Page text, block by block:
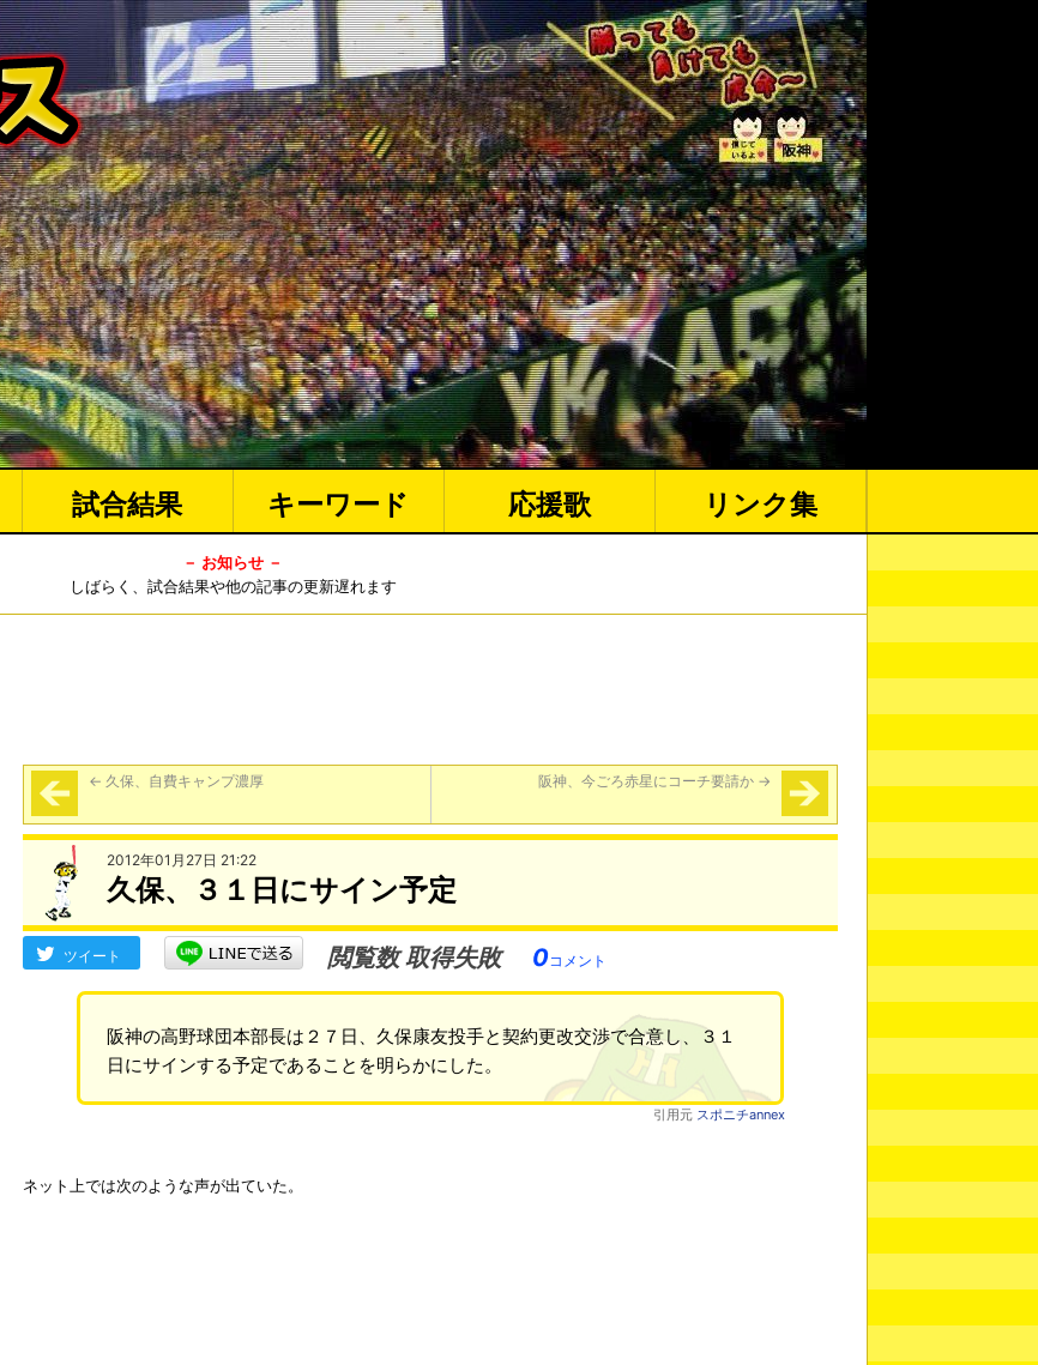
試合結果 キーワード 応援歌 リンク集
－ お知らせ －
しばらく、試合結果や他の記事の更新遅れます
← 久保、自費キャンプ濃厚 阪神、今ごろ赤星にコーチ要請か →
2012年01月27日 21:22
久保、３１日にサイン予定
ツイート 閲覧数 取得失敗 0コメント
阪神の高野球団本部長は２７日、久保康友投手と契約更改交渉で合意し、３１
日にサインする予定であることを明らかにした。
引用元 スポニチannex
ネット上では次のような声が出ていた。